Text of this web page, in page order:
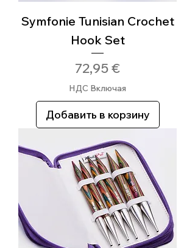
Symfonie Tunisian Crochet
Hook Set
Цена
72,95 €
НДС Включая
Добавить в корзину